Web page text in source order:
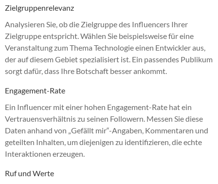
Zielgruppenrelevanz
Analysieren Sie, ob die Zielgruppe des Influencers Ihrer
Zielgruppe entspricht. Wählen Sie beispielsweise für eine
Veranstaltung zum Thema Technologie einen Entwickler aus,
der auf diesem Gebiet spezialisiert ist. Ein passendes Publikum
sorgt dafür, dass Ihre Botschaft besser ankommt.
Engagement-Rate
Ein Influencer mit einer hohen Engagement-Rate hat ein
Vertrauensverhältnis zu seinen Followern. Messen Sie diese
Daten anhand von „Gefällt mir“-Angaben, Kommentaren und
geteilten Inhalten, um diejenigen zu identifizieren, die echte
Interaktionen erzeugen.
Ruf und Werte